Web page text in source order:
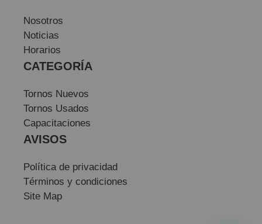
Nosotros
Noticias
Horarios
CATEGORÍA
Tornos Nuevos
Tornos Usados
Capacitaciones
AVISOS
Política de privacidad
Términos y condiciones
Site Map